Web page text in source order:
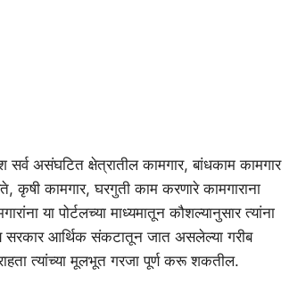
असंघटित क्षेत्रातील कामगार, बांधकाम कामगार
कृषी कामगार, घरगुती काम करणारे कामगाराना
या पोर्टलच्या माध्यमातून कौशल्यानुसार त्यांना
आर्थिक संकटातून जात असलेल्या गरीब
त्यांच्या मूलभूत गरजा पूर्ण करू शकतील.